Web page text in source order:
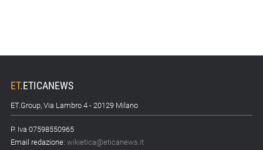
ET.ETICANEWS
ET.Group, Via Lambro 4 - 20129 Milano
P. Iva 07598550965
Email redazione: wikietica@eticanews.it